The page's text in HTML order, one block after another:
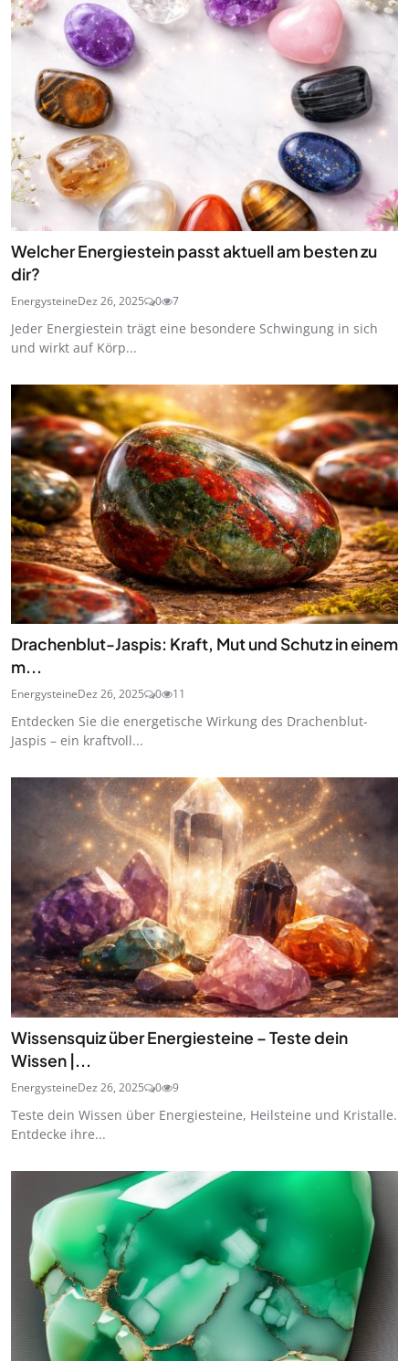
Welcher Energiestein passt aktuell am besten zu
dir?
EnergysteineDez 26, 2025 0 7
Jeder Energiestein trägt eine besondere Schwingung in sich
und wirkt auf Körp...
Drachenblut-Jaspis: Kraft, Mut und Schutz in einem
m...
EnergysteineDez 26, 2025 0 11
Entdecken Sie die energetische Wirkung des Drachenblut-
Jaspis – ein kraftvoll...
Wissensquiz über Energiesteine – Teste dein
Wissen |...
EnergysteineDez 26, 2025 0 9
Teste dein Wissen über Energiesteine, Heilsteine und Kristalle.
Entdecke ihre...